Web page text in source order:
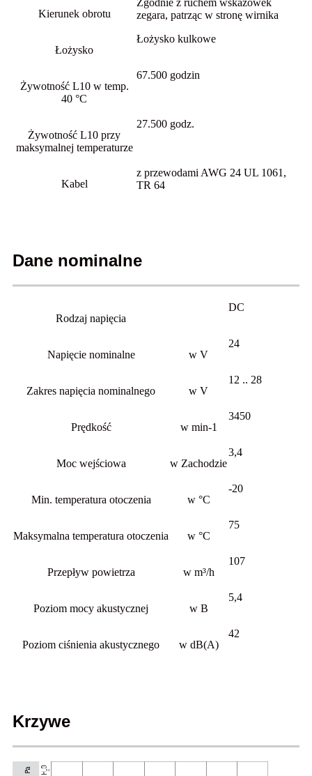
Kierunek obrotu
zegara, patrząc w stronę wirnika
Łożysko
Łożysko kulkowe
Żywotność L10 w temp.
40 °C
67.500 godzin
Żywotność L10 przy
maksymalnej temperaturze
27.500 godz.
Kabel
z przewodami AWG 24 UL 1061,
TR 64
Dane nominalne
Rodzaj napięcia
DC
Napięcie nominalne w V
24
Zakres napięcia nominalnego w V
12 .. 28
Prędkość w min-1
3450
Moc wejściowa w Zachodzie
3,4
Min. temperatura otoczenia w °C
-20
Maksymalna temperatura otoczenia w °C
75
Przepływ powietrza w m³/h
107
Poziom mocy akustycznej w B
5,4
Poziom ciśnienia akustycznego w dB(A)
42
Krzywe